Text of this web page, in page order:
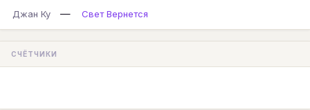
Джан Ку
— Свет Вернется
СЧЁТЧИКИ